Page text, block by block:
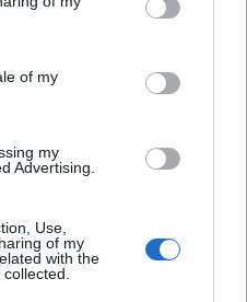
of my
my
Advertising.
Use,
of my
with the
ηλεκτρική, θα ακούγεται